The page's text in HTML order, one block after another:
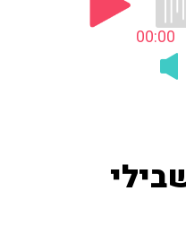
00:00